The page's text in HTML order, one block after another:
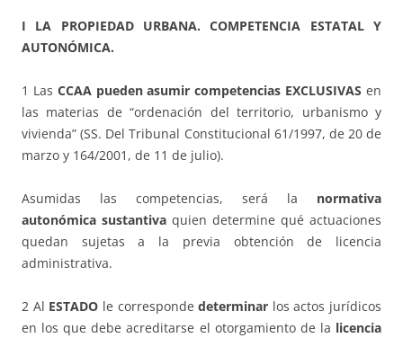
I LA PROPIEDAD URBANA. COMPETENCIA ESTATAL Y
AUTONÓMICA.
1 Las CCAA pueden asumir competencias EXCLUSIVAS en
las materias de “ordenación del territorio, urbanismo y
vivienda” (SS. Del Tribunal Constitucional 61/1997, de 20 de
marzo y 164/2001, de 11 de julio).
Asumidas las competencias, será la normativa
autonómica sustantiva quien determine qué actuaciones
quedan sujetas a la previa obtención de licencia
administrativa.
2 Al ESTADO le correspondedeterminar los actos jurídicos
en los que debe acreditarse el otorgamiento de la licencia